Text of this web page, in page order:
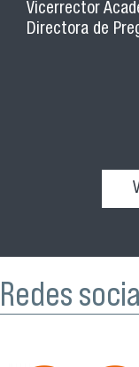
Vicerrector
Directora de
beneficios y todo
Usach que
Redes